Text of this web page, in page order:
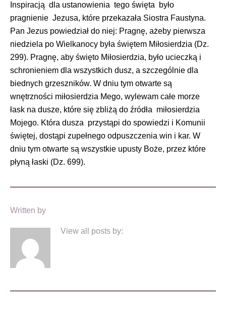
Inspiracją dla ustanowienia tego święta było
pragnienie Jezusa, które przekazała Siostra Faustyna.
Pan Jezus powiedział do niej: Pragnę, ażeby pierwsza
niedziela po Wielkanocy była świętem Miłosierdzia (Dz.
299). Pragnę, aby święto Miłosierdzia, było ucieczką i
schronieniem dla wszystkich dusz, a szczególnie dla
biednych grzeszników. W dniu tym otwarte są
wnętrzności miłosierdzia Mego, wylewam całe morze
łask na dusze, które się zbliżą do źródła miłosierdzia
Mojego. Która dusza przystąpi do spowiedzi i Komunii
świętej, dostąpi zupełnego odpuszczenia win i kar. W
dniu tym otwarte są wszystkie upusty Boże, przez które
płyną łaski (Dz. 699).
Written by
View all posts by: